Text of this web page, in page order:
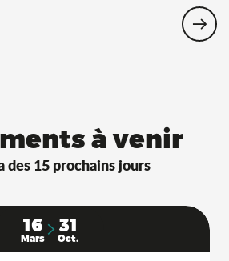
!
à venir
des 15 prochains jours
16
Mars
31
Oct.